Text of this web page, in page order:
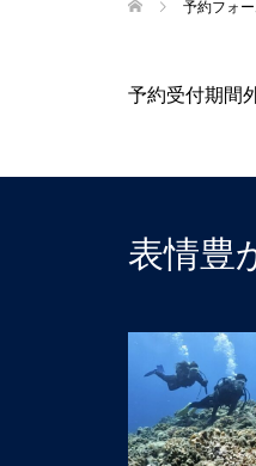
予約フォ
予約受付期間
表情豊